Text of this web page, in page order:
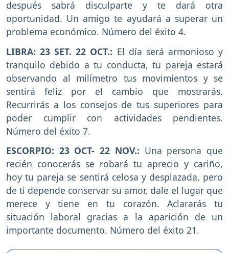
después sabrá disculparte y te dará otra
oportunidad. Un amigo te ayudará a superar un
problema económico. Número del éxito 4.
LIBRA: 23 SET. 22 OCT.: El día será armonioso y
tranquilo debido a tu conducta, tu pareja estará
observando al milímetro tus movimientos y se
sentirá feliz por el cambio que mostrarás.
Recurrirás a los consejos de tus superiores para
poder cumplir con actividades pendientes.
Número del éxito 7.
ESCORPIO: 23 OCT- 22 NOV.: Una persona que
recién conocerás se robará tu aprecio y cariño,
hoy tu pareja se sentirá celosa y desplazada, pero
de ti depende conservar su amor, dale el lugar que
merece y tiene en tu corazón. Aclararás tu
situación laboral gracias a la aparición de un
importante documento. Número del éxito 21.